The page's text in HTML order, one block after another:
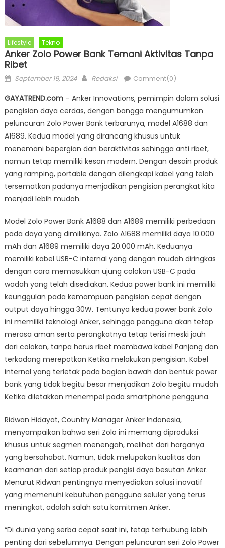
Lifestyle Tekno
Anker Zolo Power Bank Temani Aktivitas Tanpa
Ribet
Posted
September 19, 2024 Author
Redaksi Comment(0)
GAYATREND.com– Anker Innovations, pemimpin dalam solusi
pengisian daya cerdas, dengan bangga mengumumkan
peluncuran Zolo Power Bank terbarunya, model A1688 dan
A1689. Kedua model yang dirancang khusus untuk
menemani bepergian dan beraktivitas sehingga anti ribet,
namun tetap memiliki kesan modern. Dengan desain produk
yang ramping, portable dengan dilengkapi kabel yang telah
tersematkan padanya menjadikan pengisian perangkat kita
menjadi lebih mudah.
Model Zolo Power Bank A1688 dan A1689 memiliki perbedaan
pada daya yang dimilikinya. Zolo A1688 memiliki daya 10.000
mAh dan A1689 memiliki daya 20.000 mAh. Keduanya
memiliki kabel USB-C internal yang dengan mudah diringkas
dengan cara memasukkan ujung colokan USB-C pada
wadah yang telah disediakan. Kedua power bank ini memiliki
keunggulan pada kemampuan pengisian cepat dengan
output daya hingga 30W. Tentunya kedua power bank Zolo
ini memiliki teknologi Anker, sehingga pengguna akan tetap
merasa aman serta perangkatnya tetap terisi meski jauh
dari colokan, tanpa harus ribet membawa kabel Panjang dan
terkadang merepotkan Ketika melakukan pengisian. Kabel
internal yang terletak pada bagian bawah dan bentuk power
bank yang tidak begitu besar menjadikan Zolo begitu mudah
Ketika diletakkan menempel pada smartphone pengguna.
Ridwan Hidayat, Country Manager Anker Indonesia,
menyampaikan bahwa seri Zolo ini memang diproduksi
khusus untuk segmen menengah, melihat dari harganya
yang bersahabat. Namun, tidak melupakan kualitas dan
keamanan dari setiap produk pengisi daya besutan Anker.
Menurut Ridwan pentingnya menyediakan solusi inovatif
yang memenuhi kebutuhan pengguna seluler yang terus
meningkat, adalah salah satu komitmen Anker.
“Di dunia yang serba cepat saat ini, tetap terhubung lebih
penting dari sebelumnya. Dengan peluncuran seri Zolo Power